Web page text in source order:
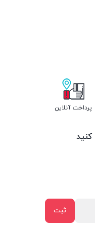
پرداخت آنلاین
کنید